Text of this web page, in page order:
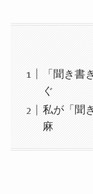
「聞き書
ぐ
私が「聞
麻